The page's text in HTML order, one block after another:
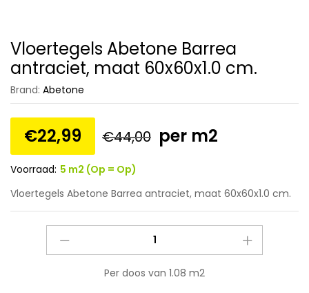
Vloertegels Abetone Barrea
antraciet, maat 60x60x1.0 cm.
Brand: Abetone
€22,99 €44,00 per m2
Voorraad: 5 m2 (Op = Op)
Vloertegels Abetone Barrea antraciet, maat 60x60x1.0 cm.
Per doos van 1.08 m2